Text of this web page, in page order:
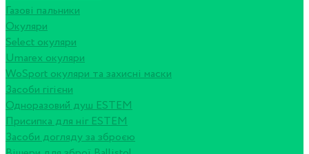
Газові пальники
Окуляри
Select окуляри
Umarex окуляри
WoSport окуляри та захисні маски
Засоби гігієни
Одноразовий душ ESTEM
Присипка для ніг ESTEM
Засоби догляду за зброєю